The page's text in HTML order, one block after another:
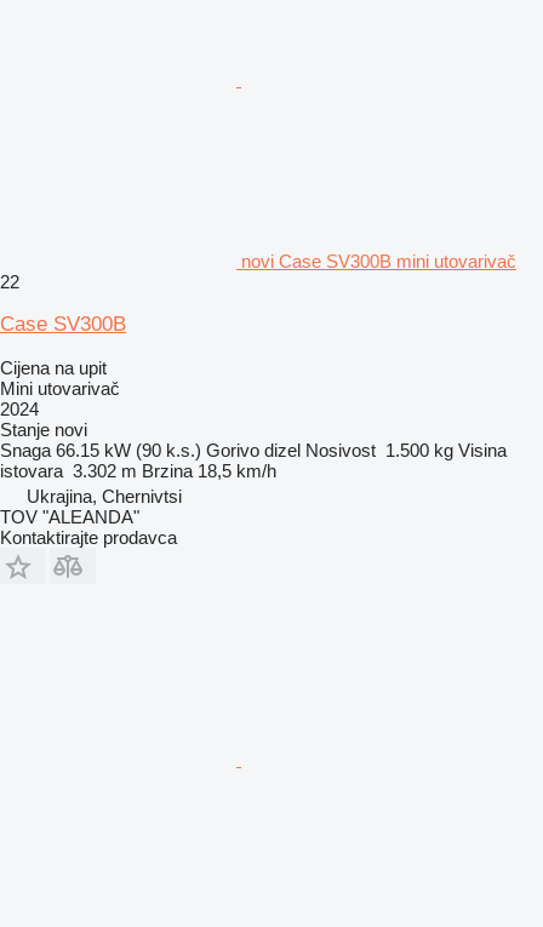
novi Case SV300B mini utovarivač
22
Case SV300B
Cijena na upit
Mini utovarivač
2024
Stanje novi
Snaga 66.15 kW (90 k.s.) Gorivo dizel Nosivost 1.500 kg Visina
istovara 3.302 m Brzina 18,5 km/h
Ukrajina, Chernivtsi
TOV "ALEANDA"
Kontaktirajte prodavca